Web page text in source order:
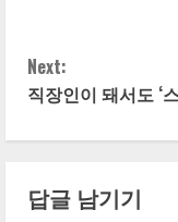
C
o
n
t
Next:
직장인이 돼서도 ‘
답글 남기기